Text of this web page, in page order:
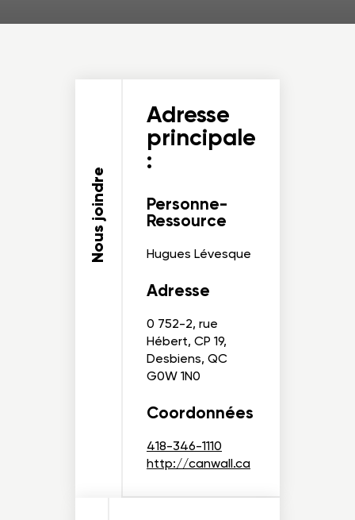
Nous joindre
Adresse
principale
:
Personne-
Ressource
Hugues Lévesque
Adresse
0 752-2, rue
Hébert, CP 19,
Desbiens, QC
G0W 1N0
Coordonnées
418-346-1110
http://canwall.ca